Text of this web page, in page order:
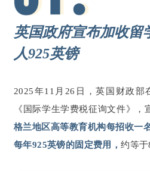
英国政府宣布加收留
人925英镑
2025年11月26日，英国财政部
《国际学生学费税征询文件》，
格兰地区高等教育机构每招收一
每年925英镑的固定费用，约等于